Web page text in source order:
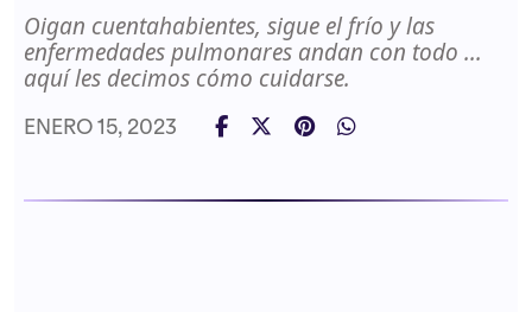
Oigan cuentahabientes, sigue el frío y las
enfermedades pulmonares andan con todo ...
aquí les decimos cómo cuidarse.
ENERO 15, 2023